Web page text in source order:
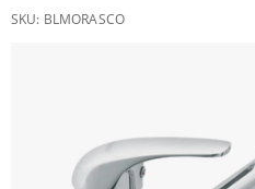
SKU: BLMORASCO